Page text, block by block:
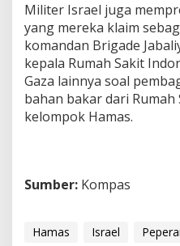
Militer Israel juga
yang mereka klaim
komandan Brigade
kepala Rumah Sakit
Gaza lainnya soal
bahan bakar dari
kelompok Hamas.
Sumber: Kompas
Hamas Israel